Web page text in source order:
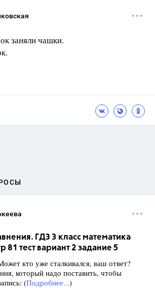
заняли чашки.
ГДЗ 3 класс математика
81 тест вариант 2 задание 5
кто уже сталкивался, ваш ответ?
который надо поставить, чтобы
(Подробнее...)